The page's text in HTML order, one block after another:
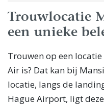
Trouwlocatie
een unieke
Trouwen op een locatie
Air is? Dat kan bij
locatie, langs de
Hague Airport, ligt